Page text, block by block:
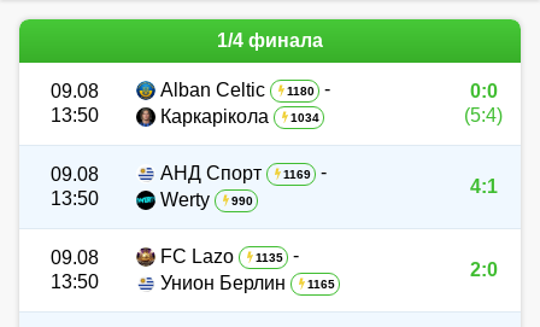
1/4 финала
09.08
13:50
Alban Celtic 1180
-
Каркарікола
1034
0:0
(5:4)
09.08
13:50
АНД Спорт 1169
-
Werty
990
4:1
09.08
13:50
FC Lazo 1135
-
Унион Берлин
1165
2:0